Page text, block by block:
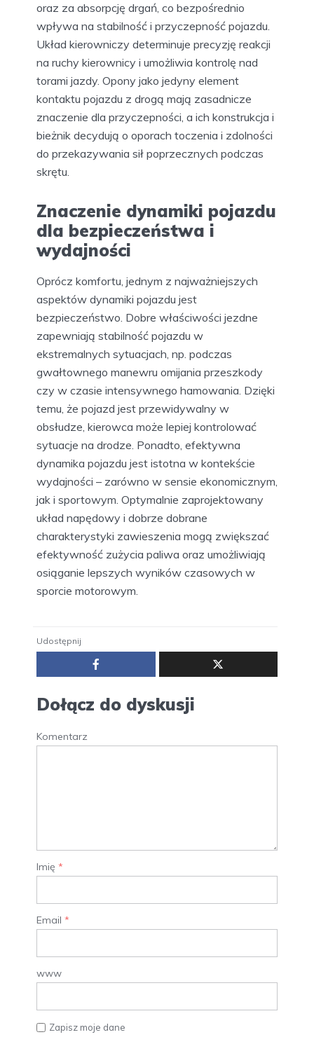
oraz za absorpcję drgań, co bezpośrednio
wpływa na stabilność i przyczepność pojazdu.
Układ kierowniczy determinuje precyzję reakcji
na ruchy kierownicy i umożliwia kontrolę nad
torami jazdy. Opony jako jedyny element
kontaktu pojazdu z drogą mają zasadnicze
znaczenie dla przyczepności, a ich konstrukcja i
bieżnik decydują o oporach toczenia i zdolności
do przekazywania sił poprzecznych podczas
skrętu.
Znaczenie dynamiki pojazdu
dla bezpieczeństwa i
wydajności
Oprócz komfortu, jednym z najważniejszych
aspektów dynamiki pojazdu jest
bezpieczeństwo. Dobre właściwości jezdne
zapewniają stabilność pojazdu w
ekstremalnych sytuacjach, np. podczas
gwałtownego manewru omijania przeszkody
czy w czasie intensywnego hamowania. Dzięki
temu, że pojazd jest przewidywalny w
obsłudze, kierowca może lepiej kontrolować
sytuacje na drodze. Ponadto, efektywna
dynamika pojazdu jest istotna w kontekście
wydajności – zarówno w sensie ekonomicznym,
jak i sportowym. Optymalnie zaprojektowany
układ napędowy i dobrze dobrane
charakterystyki zawieszenia mogą zwiększać
efektywność zużycia paliwa oraz umożliwiają
osiąganie lepszych wyników czasowych w
sporcie motorowym.
Udostępnij
Dołącz do dyskusji
Komentarz
Imię *
Email *
www
Zapisz moje dane